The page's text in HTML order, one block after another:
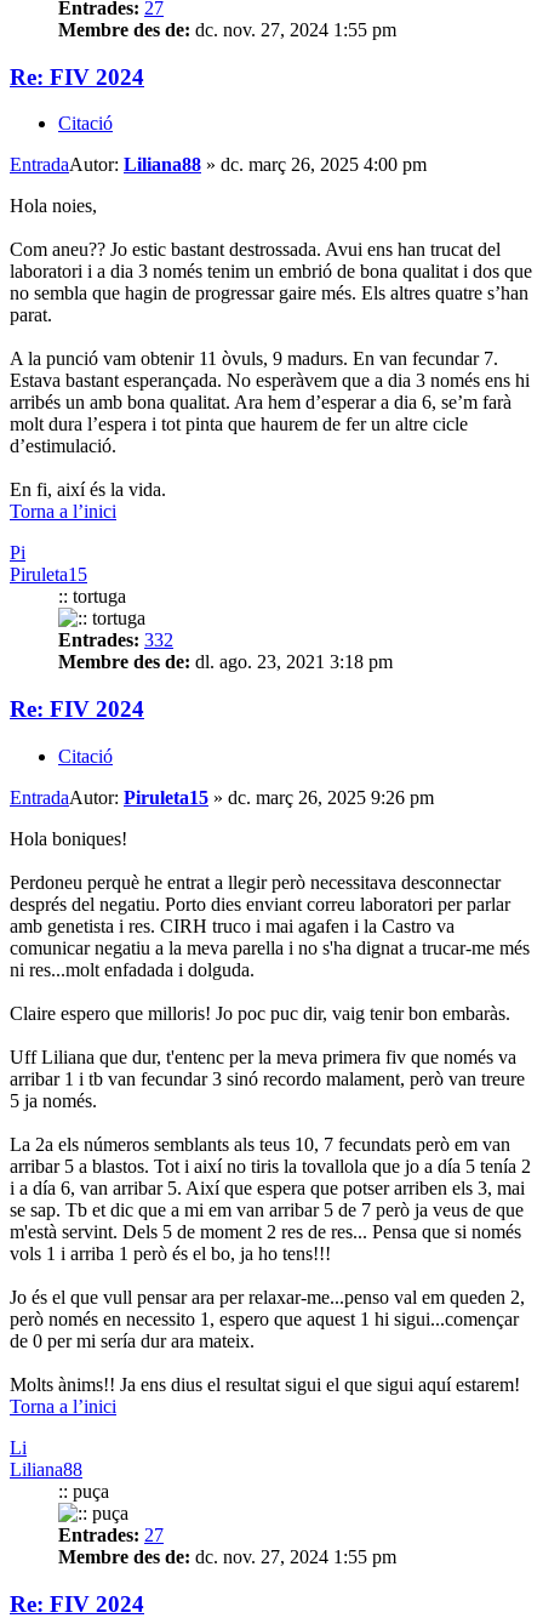
Entrades: 27
Membre des de: dc. nov. 27, 2024 1:55 pm
Re: FIV 2024
Citació
EntradaAutor: Liliana88 » dc. març 26, 2025 4:00 pm
Hola noies,
Com aneu?? Jo estic bastant destrossada. Avui ens han trucat del
laboratori i a dia 3 només tenim un embrió de bona qualitat i dos que
no sembla que hagin de progressar gaire més. Els altres quatre s’han
parat.
A la punció vam obtenir 11 òvuls, 9 madurs. En van fecundar 7.
Estava bastant esperançada. No esperàvem que a dia 3 només ens hi
arribés un amb bona qualitat. Ara hem d’esperar a dia 6, se’m farà
molt dura l’espera i tot pinta que haurem de fer un altre cicle
d’estimulació.
En fi, així és la vida.
Torna a l’inici
Pi
Piruleta15
:: tortuga
Entrades: 332
Membre des de: dl. ago. 23, 2021 3:18 pm
Re: FIV 2024
Citació
EntradaAutor: Piruleta15 » dc. març 26, 2025 9:26 pm
Hola boniques!
Perdoneu perquè he entrat a llegir però necessitava desconnectar
després del negatiu. Porto dies enviant correu laboratori per parlar
amb genetista i res. CIRH truco i mai agafen i la Castro va
comunicar negatiu a la meva parella i no s'ha dignat a trucar-me més
ni res...molt enfadada i dolguda.
Claire espero que milloris! Jo poc puc dir, vaig tenir bon embaràs.
Uff Liliana que dur, t'entenc per la meva primera fiv que només va
arribar 1 i tb van fecundar 3 sinó recordo malament, però van treure
5 ja només.
La 2a els números semblants als teus 10, 7 fecundats però em van
arribar 5 a blastos. Tot i així no tiris la tovallola que jo a día 5 tenía 2
i a día 6, van arribar 5. Així que espera que potser arriben els 3, mai
se sap. Tb et dic que a mi em van arribar 5 de 7 però ja veus de que
m'està servint. Dels 5 de moment 2 res de res... Pensa que si només
vols 1 i arriba 1 però és el bo, ja ho tens!!!
Jo és el que vull pensar ara per relaxar-me...penso val em queden 2,
però només en necessito 1, espero que aquest 1 hi sigui...començar
de 0 per mi sería dur ara mateix.
Molts ànims!! Ja ens dius el resultat sigui el que sigui aquí estarem!
Torna a l’inici
Li
Liliana88
:: puça
Entrades: 27
Membre des de: dc. nov. 27, 2024 1:55 pm
Re: FIV 2024